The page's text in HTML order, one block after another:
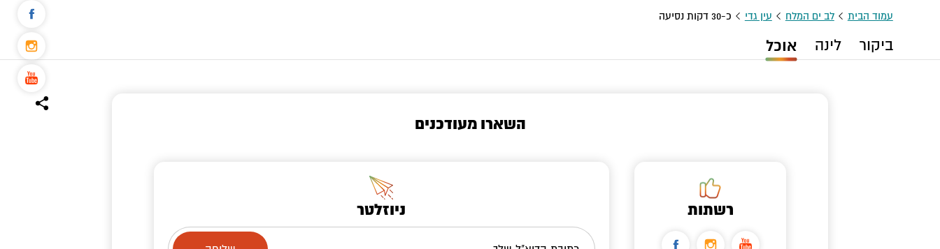
עמוד הבית לב ים המלח עין גדי כ-30 דקות נסיעה
ביקור לינה אוכל
השארו מעודכנים
רשתות ניוזלטר